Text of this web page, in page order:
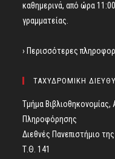
καθημερινά, από ώρα
γραμματείας.
› Περισσότερες
ΤΑΧΥΔΡΟΜΙΚΗ
Τμήμα
Πληροφόρησης
Διεθνές Πανεπιστήμιο
Τ.Θ. 141